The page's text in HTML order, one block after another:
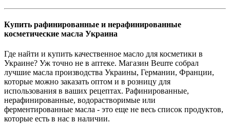
Купить рафинированные и нерафинированные
косметические масла Украина
Где найти и купить качественное масло для косметики в
Украине? Уж точно не в аптеке. Магазин Beurre собрал
лучшие масла производства Украины, Германии, Франции,
которые можно заказать оптом и в розницу для
использования в ваших рецептах. Рафинированные,
нерафинированные, водорастворимые или
ферментированные масла - это еще не весь список продуктов,
которые есть в нас в наличии.